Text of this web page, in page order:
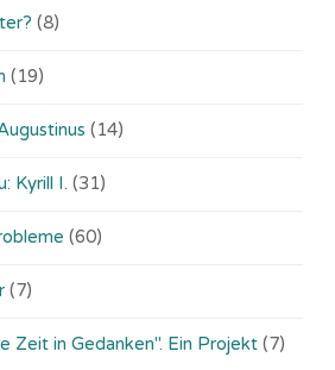
(8)
(19)
(14)
Kyrill I. (31)
(60)
(7)
Zeit in Gedanken". Ein Projekt (7)